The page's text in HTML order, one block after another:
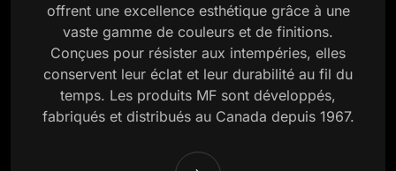
offrent une excellence esthétique grâce à une
vaste gamme de couleurs et de finitions.
Conçues pour résister aux intempéries, elles
conservent leur éclat et leur durabilité au fil du
temps. Les produits MF sont développés,
fabriqués et distribués au Canada depuis 1967.